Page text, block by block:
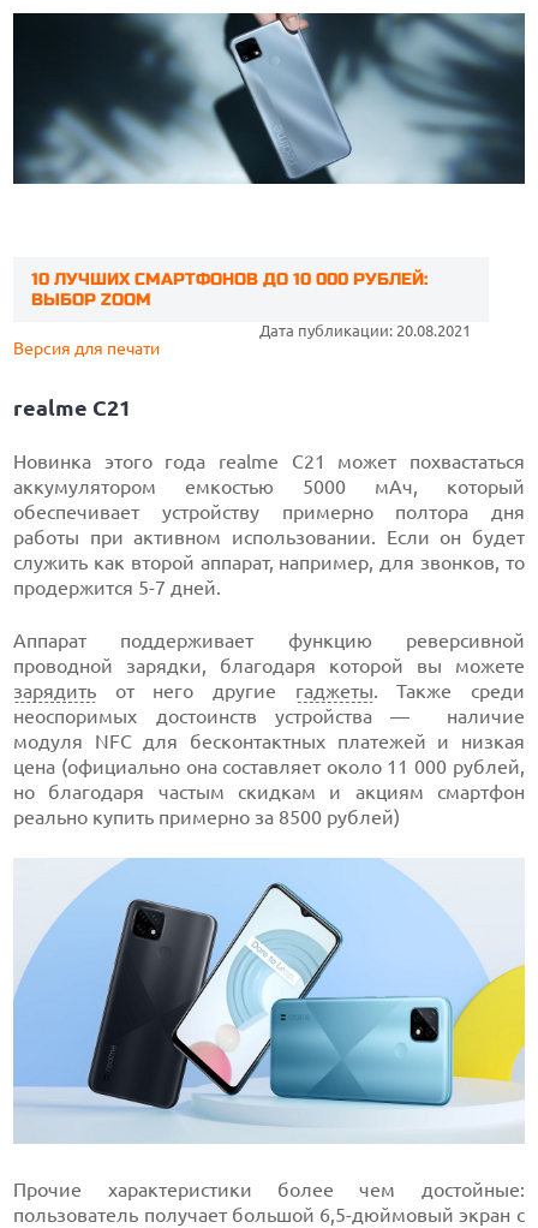
10 ЛУЧШИХ СМАРТФОНОВ ДО 10 000 РУБЛЕЙ:
ВЫБОР ZOOM
Дата публикации: 20.08.2021
Версия для печати
realme C21
Новинка этого года realme C21 может похвастаться
аккумулятором емкостью 5000 мАч, который
обеспечивает устройству примерно полтора дня
работы при активном использовании. Если он будет
служить как второй аппарат, например, для звонков, то
продержится 5-7 дней.
Аппарат поддерживает функцию реверсивной
проводной зарядки, благодаря которой вы можете
зарядить от него другие гаджеты. Также среди
неоспоримых достоинств устройства — наличие
модуля NFC для бесконтактных платежей и низкая
цена (официально она составляет около 11 000 рублей,
но благодаря частым скидкам и акциям смартфон
реально купить примерно за 8500 рублей)
Прочие характеристики более чем достойные:
пользователь получает большой 6,5-дюймовый экран с